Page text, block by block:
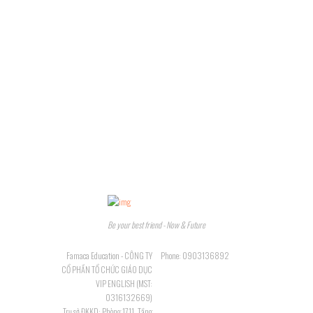
Be your best friend - Now & Future
Phone: 0903136892
Famaca Education - CÔNG TY
CỔ PHẦN TỔ CHỨC GIÁO DỤC
VIP ENGLISH (MST:
0316132669)